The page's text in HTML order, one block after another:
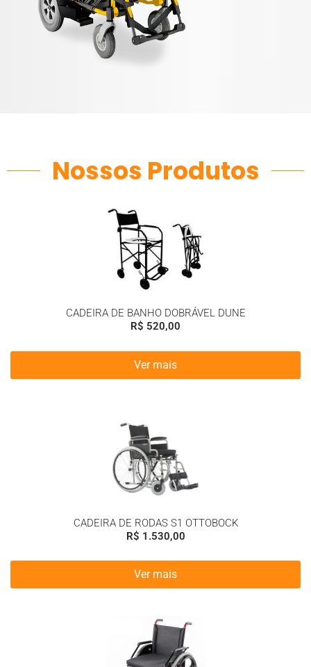
Nossos Produtos
CADEIRA DE BANHO DOBRÁVEL DUNE
R$ 520,00
Ver mais
CADEIRA DE RODAS S1 OTTOBOCK
R$ 1.530,00
Ver mais